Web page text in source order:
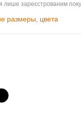
лише зареєстрованим
размеры, цвета